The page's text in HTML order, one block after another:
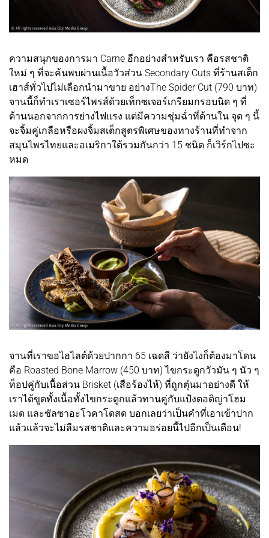
ความสนุกของการมา Carne อีกอย่างสำหรับเรา คือรสชาติ
ใหม่ ๆ ที่จะค้นพบผ่านเนื้อวัวส่วน Secondary Cuts ที่ร้านสเต็ก
เฮาส์ทั่วไปไม่เลือกนำมาขาย อย่างThe Spider Cut (790 บาท)
จานนี้ก็ทำเราเซอร์ไพรส์ด้วยเท็กซเจอร์เกรียมกรอบนิด ๆ ที่
ด้านนอกจากการย่างไฟแรง แต่มีความชุ่มฉ่ำที่ด้านใน จุด ๆ นี้
จะจิ้มคู่เกลือหรือผงจิ้มสเต็กสูตรพิเศษของทางร้านที่ทำจาก
สมุนไพรไทยและอเมริกาใต้รวมกันกว่า 15 ชนิด ก็เวิร์กไปซะ
หมด
จานที่เราขอไฮไลต์ด้วยปากกา 65 เฉดสี ว่ายังไงก็ต้องมาโดน
คือ Roasted Bone Marrow (450 บาท) ไขกระดูกวัวมัน ๆ นัว ๆ
ท็อปคู่กับเนื้อส่วน Brisket (เสือร้องไห้) ที่ถูกตุ๋นมาอย่างดี ให้
เราได้ขูดทั้งเนื้อทั้งไขกระดูกแล้วทานคู่กับแป้งตอติญ่าโฮม
เมด และซัลซาอะโวคาโดสด บอกเลยว่าเป็นคำที่เอาเข้าปาก
แล้วแล้วจะไม่ลืมรสชาติและความอร่อยนี้ไปอีกเป็นเดือน!